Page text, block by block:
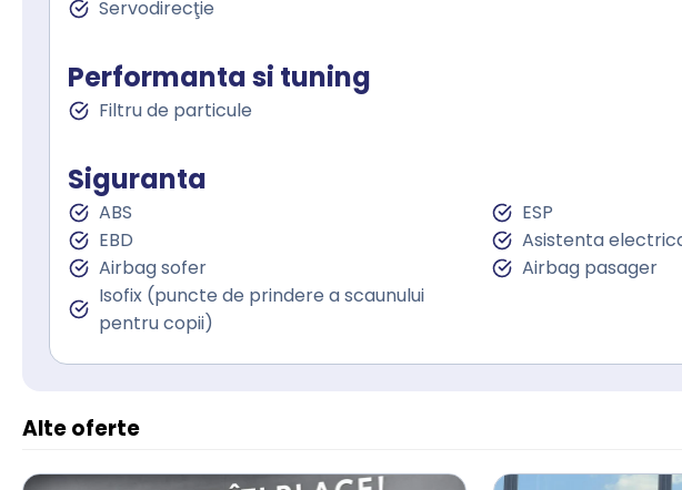
Servodirecţie
Performanta si tuning
Filtru de particule
Siguranta
ABS
ESP
EBD
Asistenta
Airbag sofer
Airbag pasager
Isofix (puncte de prindere a scaunului
pentru copii)
Alte oferte